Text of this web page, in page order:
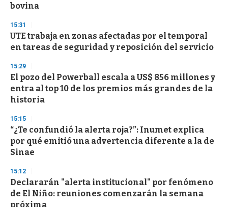
bovina
15:31
UTE trabaja en zonas afectadas por el temporal
en tareas de seguridad y reposición del servicio
15:29
El pozo del Powerball escala a US$ 856 millones y
entra al top 10 de los premios más grandes de la
historia
15:15
“¿Te confundió la alerta roja?”: Inumet explica
por qué emitió una advertencia diferente a la de
Sinae
15:12
Declararán "alerta institucional" por fenómeno
de El Niño: reuniones comenzarán la semana
próxima